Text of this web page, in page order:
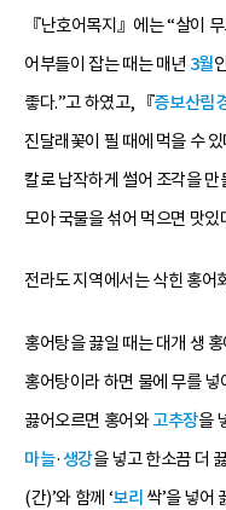
『난호어목지』에는 “살이
어부들이 잡는 때는 매년 3월
좋다.”고 하였고, 『증보산림
진달래꽃이 필 때에 먹을 수
칼로 납작하게 썰어 조각을
모아 국물을 섞어 먹으면 맛있
전라도 지역에서는 삭힌 홍어
홍어탕을 끓일 때는 대개 생
홍어탕이라 하면 물에 무를
끓어오르면 홍어와고추장을
마늘·생강을 넣고 한소끔 더
(간)’와 함께 ‘보리 싹’을 넣어